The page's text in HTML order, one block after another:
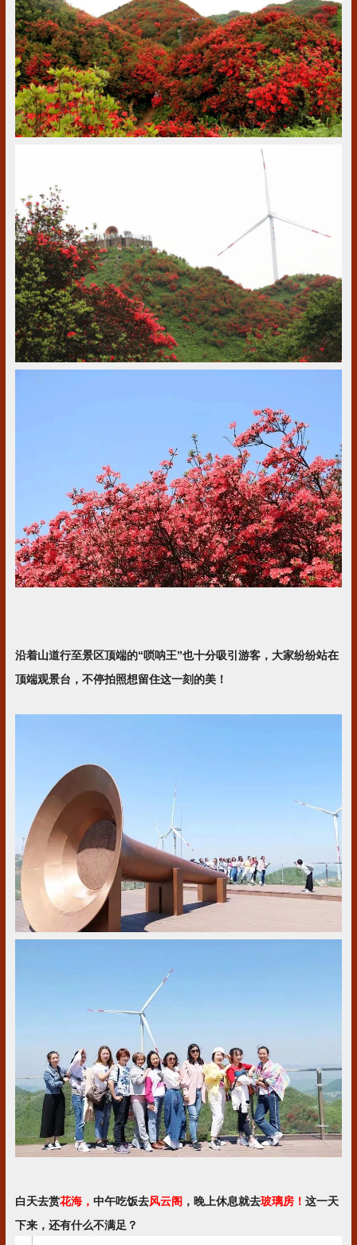
沿着山道行至景区顶端的“唢呐王”也十分吸引游客，大家纷纷站在
顶端观景台，不停拍照想留住这一刻的美！
白天去赏花海， 中午吃饭去风云阁 ，晚上休息就去玻璃房！ 这一天
下来，还有什么不满足？